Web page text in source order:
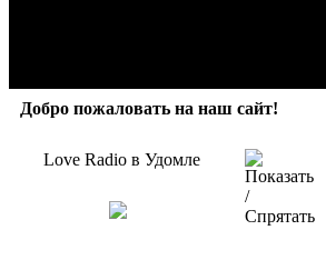
Добро пожаловать на наш сайт!
Love Radio в Удомле